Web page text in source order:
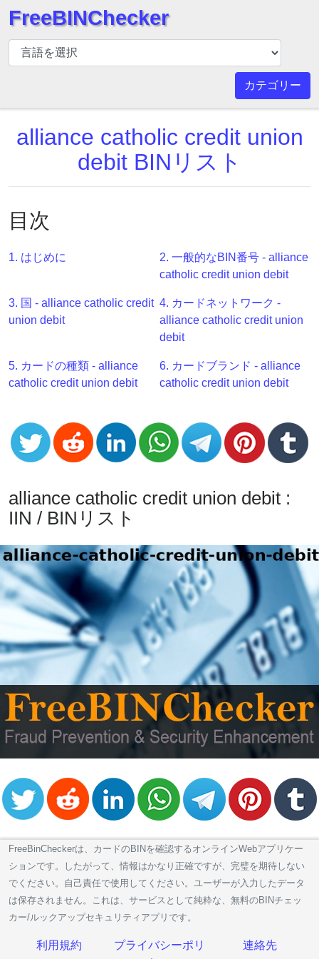
BIN
チ
ー
索
BIN
番
号
BIN
Generator
Checker
v2
CC
Generator
from
Credit
Validator
Credit
Card
Generator
Random
Credit
Card
Generator
Generate
Credit
Card
from
BIN
Credit
Card
Service
What
is
My
FreeBINChecker
カテゴリー
alliance catholic credit union
debit BINリスト
目次
1. はじめに
2. 一般的なBIN番号 - alliance
catholic credit union debit
3. 国 - alliance catholic credit
union debit
4. カードネットワーク -
alliance catholic credit union
debit
5. カードの種類 - alliance
catholic credit union debit
6. カードブランド - alliance
catholic credit union debit
alliance catholic credit union debit :
IIN / BINリスト
FreeBinCheckerは、カードのBINを確認するオンラインWebアプリケー
ションです。したがって、情報はかなり正確ですが、完璧を期待しない
でください。自己責任で使用してください。ユーザーが入力したデータ
は保存されません。これは、サービスとして純粋な、無料のBINチェッ
カー/ルックアップセキュリティアプリです。
利用規約
プライバシーポリ
連絡先